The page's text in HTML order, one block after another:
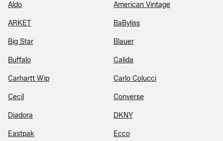
Aldo American Vintage
ARKET BaByliss
Big Star Blauer
Buffalo Calida
Carhartt Wip Carlo Colucci
Cecil Converse
Diadora DKNY
Eastpak Ecco